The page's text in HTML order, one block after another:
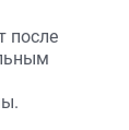
после